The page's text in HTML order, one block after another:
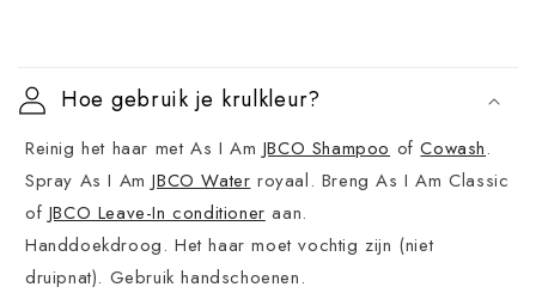
n
k
a
p
b
Hoe gebruik je krulkleur?
Reinig het haar met As I Am JBCO Shampoo ofCowash.
Spray As I AmJBCO Water royaal. Breng As I Am Classic
of JBCO Leave-In conditioner aan.
Handdoekdroog. Het haar moet vochtig zijn (niet
druipnat). Gebruik handschoenen.